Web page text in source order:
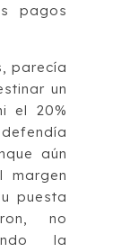
pagos
parecía
un
el 20%
aún
margen
puesta
no
la